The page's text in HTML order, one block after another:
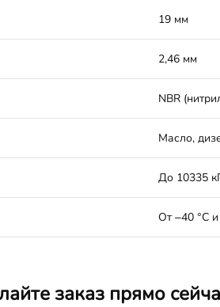
19 мм
2,46 мм
NBR
Масло,
До 10335
От –40 °C
заказ прямо